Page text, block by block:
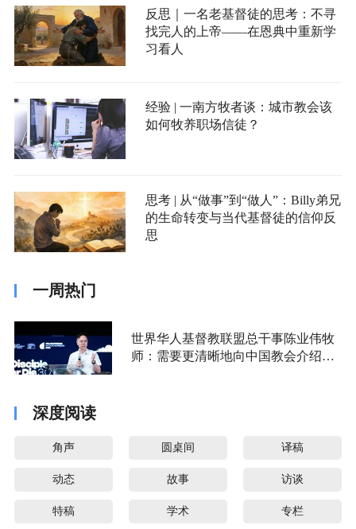
反思｜一名老基督徒的思考：不寻
找完人的上帝——在恩典中重新学
习看人
经验 | 一南方牧者谈：城市教会该
如何牧养职场信徒？
思考 | 从“做事”到“做人”：Billy弟兄
的生命转变与当代基督徒的信仰反
思
一周热门
世界华人基督教联盟总干事陈业伟牧
师：需要更清晰地向中国教会介绍福
深度阅读
角声 圆桌间 译稿
动态 故事 访谈
特稿 学术 专栏